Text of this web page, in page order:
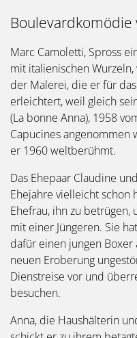
Boulevardkomödie
Marc Camoletti, Spross
mit italienischen Wurzeln,
der Malerei, die er für
erleichtert, weil gleich
(La bonne Anna), 1958
Capucines
er 1960 weltberühmt.
Das Ehepaar Claudine
Ehejahre vielleicht schon
Ehefrau, ihn zu
mit einer Jüngeren. Sie
dafür einen jungen
neuen Eroberung
Dienstreise vor und
besuchen.
Anna, die Haushälterin